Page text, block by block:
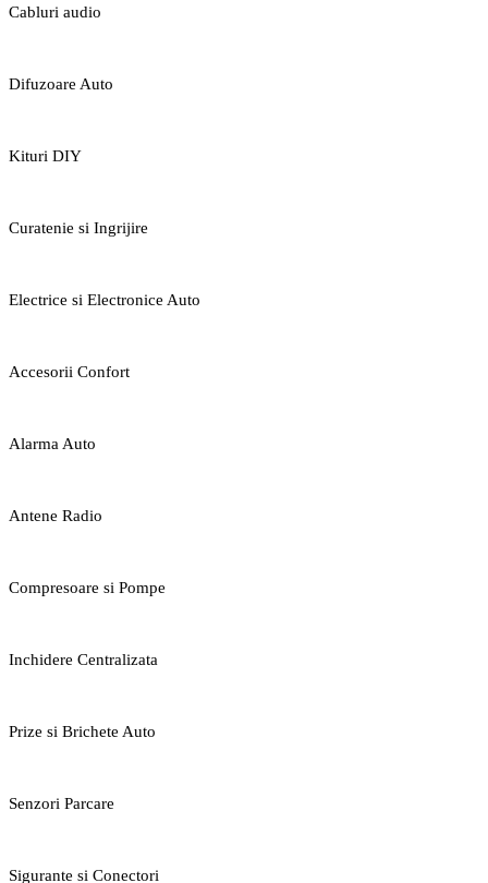
Cabluri audio
Difuzoare Auto
Kituri DIY
Curatenie si Ingrijire
Electrice si Electronice Auto
Accesorii Confort
Alarma Auto
Antene Radio
Compresoare si Pompe
Inchidere Centralizata
Prize si Brichete Auto
Senzori Parcare
Sigurante si Conectori